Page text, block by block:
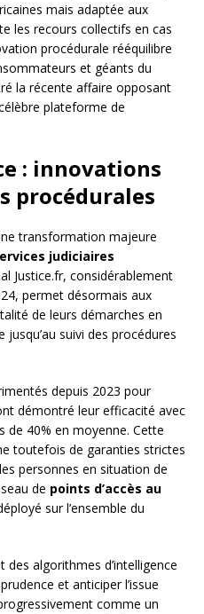
mais adaptée aux
les recours collectifs en cas
procédurale rééquilibre
et géants du
la récente affaire opposant
plateforme de
: innovations
procédurales
transformation majeure
judiciaires
Justice.fr, considérablement
permet désormais aux
de leurs démarches en
suivi des procédures
depuis 2023 pour
démontré leur efficacité avec
de 40% en moyenne. Cette
toutefois de garanties strictes
personnes en situation de
de points d’accès au
sur l’ensemble du
des algorithmes d’intelligence
et anticiper l’issue
comme un